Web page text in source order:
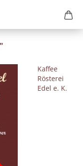
Kaffee
Rösterei
Edel e. K.